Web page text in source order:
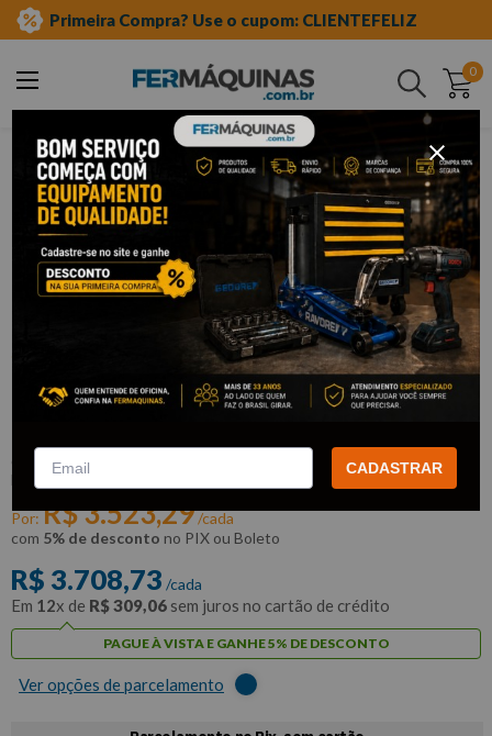
Primeira Compra? Use o cupom: CLIENTEFELIZ
0
Buscar
equipamento caminhões
equipamentos para caminhões
medidores para caminhão
Manômetro p/ Teste de Bicos Injetores
Diesel - RAVEN
R109679
RAVEN
Por: R$3.523,29/cada
com 5% de desconto no PIX ou Boleto
R$ 3.708,73 /cada
Em 12x de R$309,06 sem juros no cartão de crédito
PAGUE À VISTA E GANHE 5% DE DESCONTO
Ver opções de parcelamento
CADASTRAR